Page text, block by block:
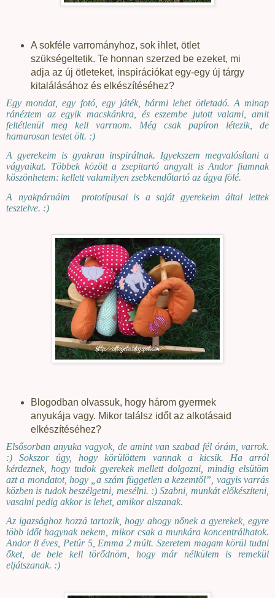
A sokféle varrományhoz, sok ihlet, ötlet
szükségeltetik. Te honnan szerzed be ezeket, mi
adja az új ötleteket, inspirációkat egy-egy új tárgy
kitalálásához és elkészítéséhez?
Egy mondat, egy fotó, egy játék, bármi lehet ötletadó. A minap
ránéztem az egyik macskánkra, és eszembe jutott valami, amit
feltétlenül meg kell varrnom. Még csak papíron létezik, de
hamarosan testet ölt. :)
A gyerekeim is gyakran inspirálnak. Igyekszem megvalósítani a
vágyaikat. Többek között a zsepitartó angyalt is Andor fiamnak
köszönhetem: kellett valamilyen zsebkendőtartó az ágya fölé.
A nyakpárnáim
prototípusai is a saját gyerekeim által lettek
tesztelve. :)
Blogodban olvassuk, hogy három gyermek
anyukája vagy. Mikor találsz időt az alkotásaid
elkészítéséhez?
Elsősorban anyuka vagyok, de amint van szabad fél órám, varrok.
:) Sokszor úgy, hogy körülöttem vannak a kicsik. Ha arról
kérdeznek, hogy tudok gyerekek mellett dolgozni, mindig elsütöm
azt a mondatot, hogy „a szám független a kezemtől”, vagyis varrás
közben is tudok beszélgetni, mesélni. :) Szabni, munkát előkészíteni,
vasalni pedig akkor is lehet, amikor alszanak.
Az igazsághoz hozzá tartozik, hogy ahogy nőnek a gyerekek, egyre
több időt hagynak nekem, mikor csak a munkára koncentrálhatok.
Andor 8 éves, Petúr 5, Emma 2 múlt. Szeretem magam körül tudni
őket, de bele kell törődnöm, hogy már nélkülem is remekül
eljátszanak. :)